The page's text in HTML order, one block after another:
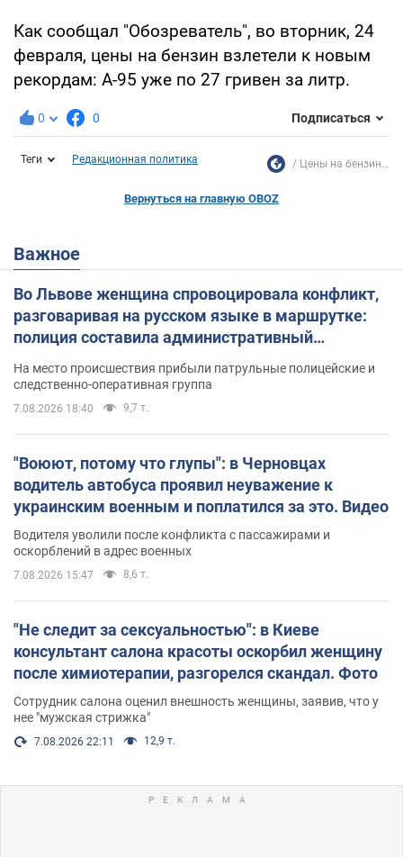
Как сообщал "Обозреватель", во вторник, 24
февраля, цены на бензин взлетели к новым
рекордам: А-95 уже по 27 гривен за литр.
0 0 Подписаться
Теги Редакционная политика Цены на бензин...
Вернуться на главную OBOZ
Важное
Во Львове женщина спровоцировала конфликт,
разговаривая на русском языке в маршрутке:
полиция составила административный
На место происшествия прибыли патрульные полицейские и
следственно-оперативная группа
7.08.2026 18:40 9,7 т.
"Воюют, потому что глупы": в Черновцах
водитель автобуса проявил неуважение к
украинским военным и поплатился за это. Видео
Водителя уволили после конфликта с пассажирами и
оскорблений в адрес военных
7.08.2026 15:47 8,6 т.
"Не следит за сексуальностью": в Киеве
консультант салона красоты оскорбил женщину
после химиотерапии, разгорелся скандал. Фото
Сотрудник салона оценил внешность женщины, заявив, что у
нее "мужская стрижка"
7.08.2026 22:11 12,9 т.